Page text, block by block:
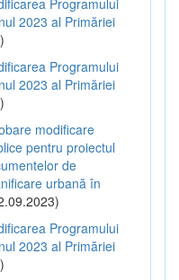
2023 al Primăriei
Programului
2023 al Primăriei
modificare
pentru proiectul
de
urbană în
Programului
2023 al Primăriei